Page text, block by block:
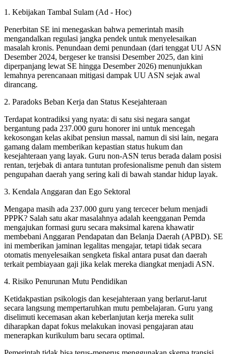
1. Kebijakan Tambal Sulam (Ad - Hoc)
Penerbitan SE ini menegaskan bahwa pemerintah masih
mengandalkan regulasi jangka pendek untuk menyelesaikan
masalah kronis. Penundaan demi penundaan (dari tenggat UU ASN
Desember 2024, bergeser ke transisi Desember 2025, dan kini
diperpanjang lewat SE hingga Desember 2026) menunjukkan
lemahnya perencanaan mitigasi dampak UU ASN sejak awal
dirancang.
2. Paradoks Beban Kerja dan Status Kesejahteraan
Terdapat kontradiksi yang nyata: di satu sisi negara sangat
bergantung pada 237.000 guru honorer ini untuk mencegah
kekosongan kelas akibat pensiun massal, namun di sisi lain, negara
gamang dalam memberikan kepastian status hukum dan
kesejahteraan yang layak. Guru non-ASN terus berada dalam posisi
rentan, terjebak di antara tuntutan profesionalisme penuh dan sistem
pengupahan daerah yang sering kali di bawah standar hidup layak.
3. Kendala Anggaran dan Ego Sektoral
Mengapa masih ada 237.000 guru yang tercecer belum menjadi
PPPK? Salah satu akar masalahnya adalah keengganan Pemda
mengajukan formasi guru secara maksimal karena khawatir
membebani Anggaran Pendapatan dan Belanja Daerah (APBD). SE
ini memberikan jaminan legalitas mengajar, tetapi tidak secara
otomatis menyelesaikan sengketa fiskal antara pusat dan daerah
terkait pembiayaan gaji jika kelak mereka diangkat menjadi ASN.
4. Risiko Penurunan Mutu Pendidikan
Ketidakpastian psikologis dan kesejahteraan yang berlarut-larut
secara langsung mempertaruhkan mutu pembelajaran. Guru yang
diselimuti kecemasan akan keberlanjutan kerja mereka sulit
diharapkan dapat fokus melakukan inovasi pengajaran atau
menerapkan kurikulum baru secara optimal.